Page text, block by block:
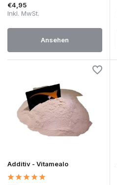
€4,95
Inkl. MwSt.
Ansehen
Additiv - Vitamealo